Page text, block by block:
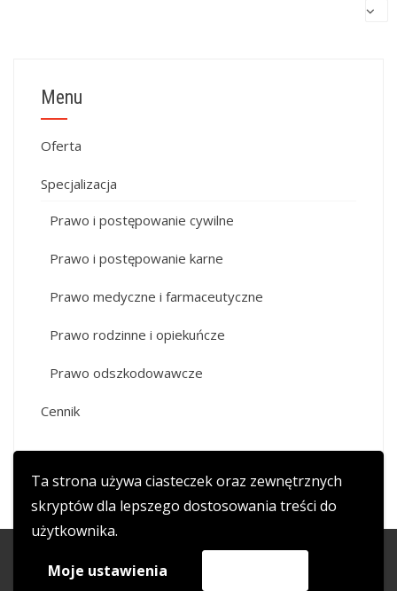
Ta strona używa ciasteczek oraz zewnętrznych
skryptów dla lepszego dostosowania treści do
użytkownika.
Moje ustawienia
Menu
Oferta
Specjalizacja
Prawo i postępowanie cywilne
Prawo i postępowanie karne
Prawo medyczne i farmaceutyczne
Prawo rodzinne i opiekuńcze
Prawo odszkodowawcze
Cennik
copyright 2017 adwokat-wojciechkala.pl